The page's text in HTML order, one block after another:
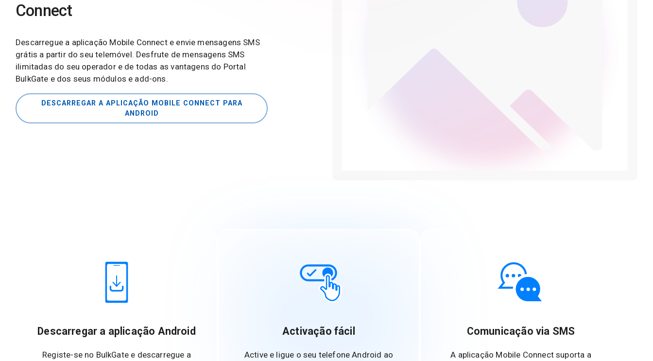
Connect
Descarregue a aplicação Mobile Connect e envie mensagens SMS
grátis a partir do seu telemóvel. Desfrute de mensagens SMS
ilimitadas do seu operador e de todas as vantagens do Portal
BulkGate e dos seus módulos e add-ons.
DESCARREGAR A APLICAÇÃO MOBILE CONNECT PARA
ANDROID
Descarregar a aplicação Android
Registe-se no BulkGate e descarregue a
Activação fácil
Active e ligue o seu telefone Android ao
Comunicação via SMS
A aplicação Mobile Connect suporta a